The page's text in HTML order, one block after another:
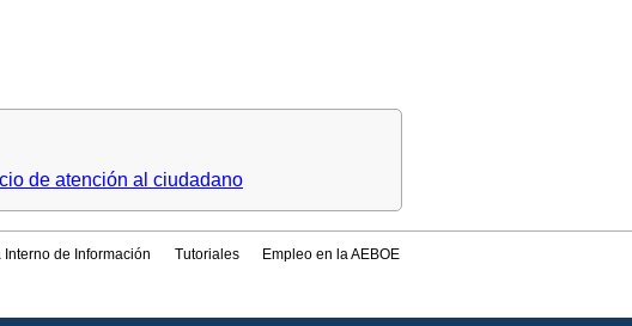
de atención al ciudadano
Interno de Información Tutoriales Empleo en la AEBOE